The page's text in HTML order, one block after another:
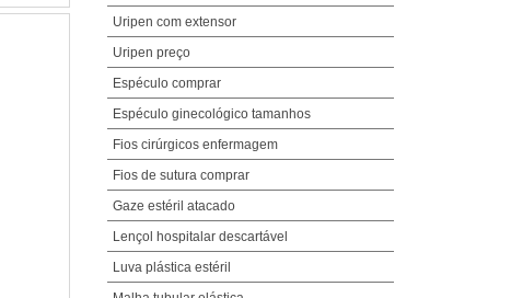
Uripen com extensor
Uripen preço
Espéculo comprar
Espéculo ginecológico tamanhos
Fios cirúrgicos enfermagem
Fios de sutura comprar
Gaze estéril atacado
Lençol hospitalar descartável
Luva plástica estéril